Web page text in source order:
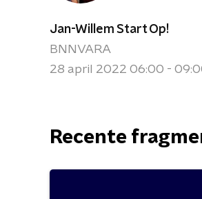
Jan-Willem Start Op!
BNNVARA
28 april 2022 06:00 -
Recente